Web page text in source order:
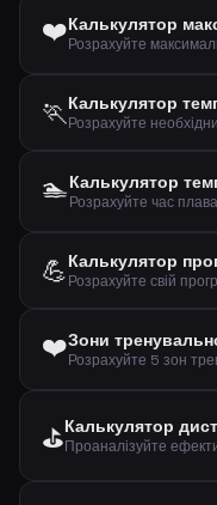
❤️Калькулятор
🏃Калькулятор
🏊Калькулятор
Розрахуйте час
💪Калькулятор
Розрахуйте свій
❤️Зони
⛳Калькулятор